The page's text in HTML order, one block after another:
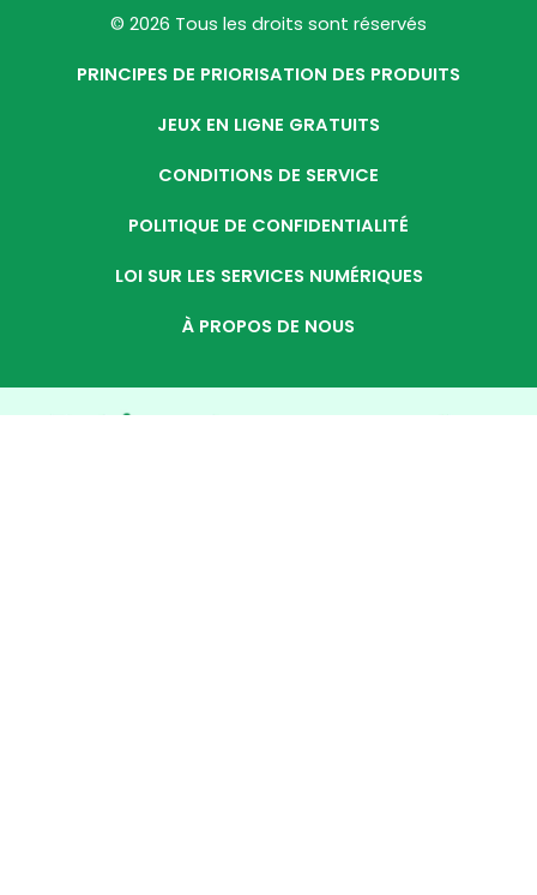
© 2026 Tous les droits sont réservés
PRINCIPES DE PRIORISATION DES PRODUITS
JEUX EN LIGNE GRATUITS
CONDITIONS DE SERVICE
POLITIQUE DE CONFIDENTIALITÉ
LOI SUR LES SERVICES NUMÉRIQUES
À PROPOS DE NOUS